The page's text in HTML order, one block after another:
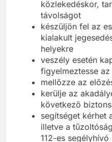
közlekedéskor,
távolságot
készüljön fel az
kialakult
helyekre
veszély esetén
figyelmeztesse
mellőzze az
kerülje az
következő
segítséget kérhet
illetve a
112-es segélyhívó